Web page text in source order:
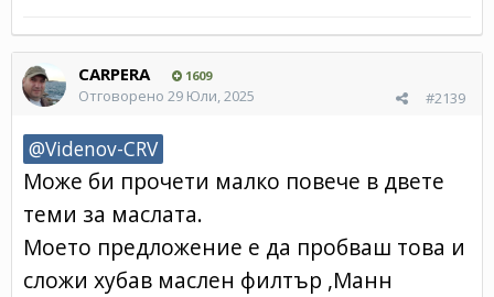
CARPERA 1609
#2139
Отговорено 29 Юли, 2025
@Videnov-CRV
Може би прочети малко повече в двете
теми за маслата.
Моето предложение е да пробваш това и
сложи хубав маслен филтър ,Манн